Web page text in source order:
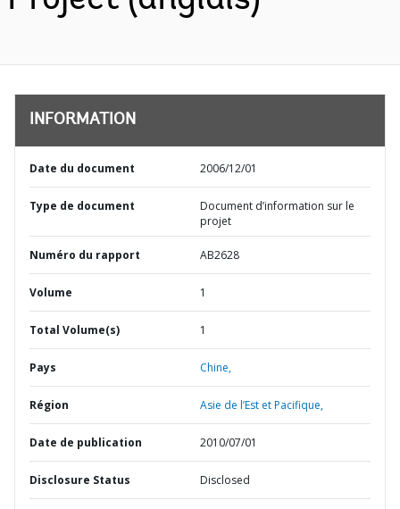
INFORMATION
Date du document 2006/12/01
Type de document
Document d’information sur le
projet
Numéro du rapport AB2628
Volume 1
Total Volume(s) 1
Pays Chine,
Région Asie de l’Est et Pacifique,
Date de publication 2010/07/01
Disclosure Status Disclosed